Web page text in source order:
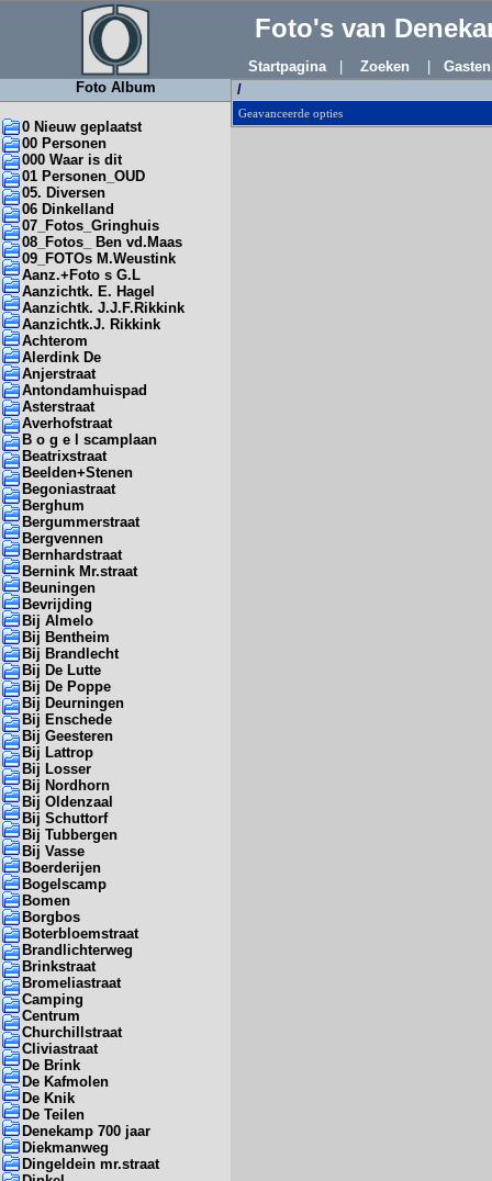
Foto's van
Startpagina| Zoeken
Foto Album
0 Nieuw geplaatst
00 Personen
000 Waar is dit
01 Personen_OUD
05. Diversen
06 Dinkelland
07_Fotos_Gringhuis
08_Fotos_ Ben vd.Maas
09_FOTOs M.Weustink
Aanz.+Foto s G.L
Aanzichtk. E. Hagel
Aanzichtk. J.J.F.Rikkink
Aanzichtk.J. Rikkink
Achterom
Alerdink De
Anjerstraat
Antondamhuispad
Asterstraat
Averhofstraat
B o g e l scamplaan
Beatrixstraat
Beelden+Stenen
Begoniastraat
Berghum
Bergummerstraat
Bergvennen
Bernhardstraat
Bernink Mr.straat
Beuningen
Bevrijding
Bij Almelo
Bij Bentheim
Bij Brandlecht
Bij De Lutte
Bij De Poppe
Bij Deurningen
Bij Enschede
Bij Geesteren
Bij Lattrop
Bij Losser
Bij Nordhorn
Bij Oldenzaal
Bij Schuttorf
Bij Tubbergen
Bij Vasse
Boerderijen
Bogelscamp
Bomen
Borgbos
Boterbloemstraat
Brandlichterweg
Brinkstraat
Bromeliastraat
Camping
Centrum
Churchillstraat
Cliviastraat
De Brink
De Kafmolen
De Knik
De Teilen
Denekamp 700 jaar
Diekmanweg
Dingeldein mr.straat
/
Geavanceerde opties